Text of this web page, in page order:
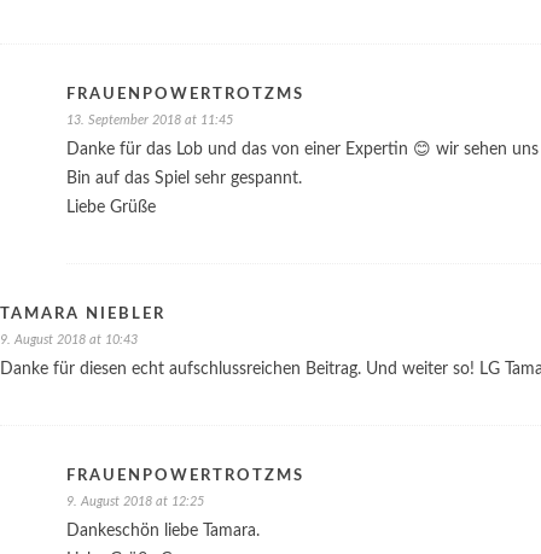
FRAUENPOWERTROTZMS
13. September 2018 at 11:45
Danke für das Lob und das von einer Expertin 😊 wir sehen uns
Bin auf das Spiel sehr gespannt.
Liebe Grüße
TAMARA NIEBLER
9. August 2018 at 10:43
Danke für diesen echt aufschlussreichen Beitrag. Und weiter so! LG
FRAUENPOWERTROTZMS
9. August 2018 at 12:25
Dankeschön liebe Tamara.